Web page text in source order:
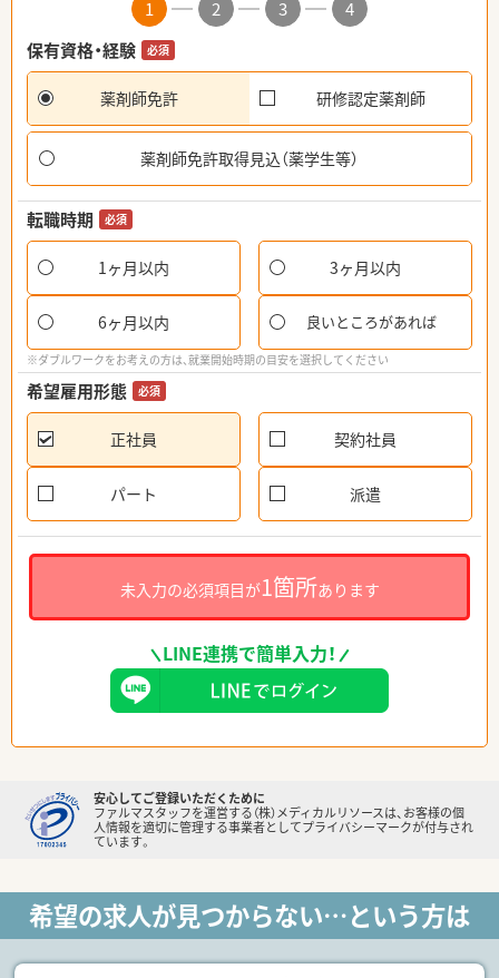
1 2 3
4
保有資格・経験
必須
薬剤師免許 研修認定薬剤師
薬剤師免許取得見込（薬学生等）
転職時期 必須
1ヶ月以内 3ヶ月以内
6ヶ月以内 良いところがあれば
※ダブルワークをお考えの方は、就業開始時期の目安を選択してください
希望雇用形態 必須
正社員 契約社員
パート 派遣
未入力の必須項目が1箇所あります
LINE連携で簡単入力！
安心してご登録いただくために
ファルマスタッフを運営する（株）メディカルリソースは、お客様の個
人情報を適切に管理する事業者としてプライバシーマークが付与され
ています。
希望の求人が見つからない…という方は